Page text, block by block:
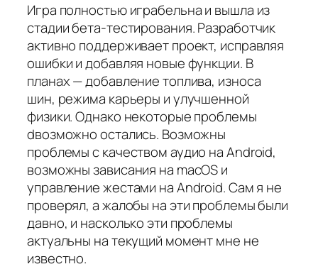
Игра полностью играбельна и вышла из
стадии бета-тестирования. Разработчик
активно поддерживает проект, исправляя
ошибки и добавляя новые функции. В
планах — добавление топлива, износа
шин, режима карьеры и улучшенной
физики. Однако некоторые проблемы
dвозможно остались. Возможны
проблемы с качеством аудио на Android,
возможны зависания на macOS и
управление жестами на Android. Сам я не
проверял, а жалобы на эти проблемы были
давно, и насколько эти проблемы
актуальны на текущий момент мне не
известно.